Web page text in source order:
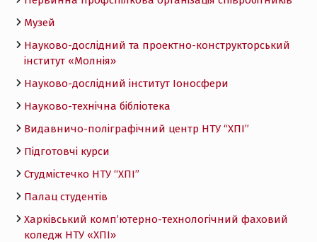
Музей
Науково-дослідний та проектно-конструкторський
інститут «Молнія»
Науково-дослідний інститут Іоносфери
Науково-технічна бібліотека
Видавничо-поліграфічний центр НТУ “ХПІ”
Підготовчі курси
Студмістечко НТУ “ХПІ”
Палац студентів
Харківський комп’ютерно-технологічний фаховий
коледж НТУ «ХПI»